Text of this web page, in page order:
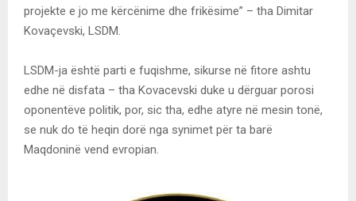
projekte e jo me kërcënime dhe frikësime” – tha Dimitar
Kovaçevski, LSDM.
LSDM-ja është parti e fuqishme, sikurse në fitore ashtu
edhe në disfata – tha Kovacevski duke u dërguar porosi
oponentëve politik, por, sic tha, edhe atyre në mesin tonë,
se nuk do të heqin dorë nga synimet për ta barë
Maqdoninë vend evropian.